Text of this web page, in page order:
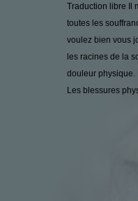
Traduction libre Il
toutes les
voulez bien vous
les racines de la
douleur physique.
Les blessures